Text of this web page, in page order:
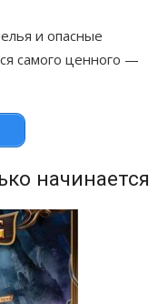
и опасные
самого ценного —
начинается